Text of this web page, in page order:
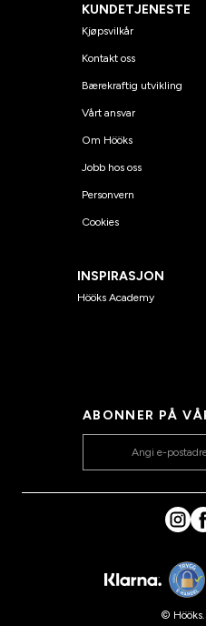
KUNDETJENESTE
Kjøpsvilkår
Kontakt oss
Bærekraftig utvikling
Vårt ansvar
Om Hööks
Jobb hos oss
Personvern
Cookies
INSPIRASJON
Hööks Academy
ABONNER PÅ
©